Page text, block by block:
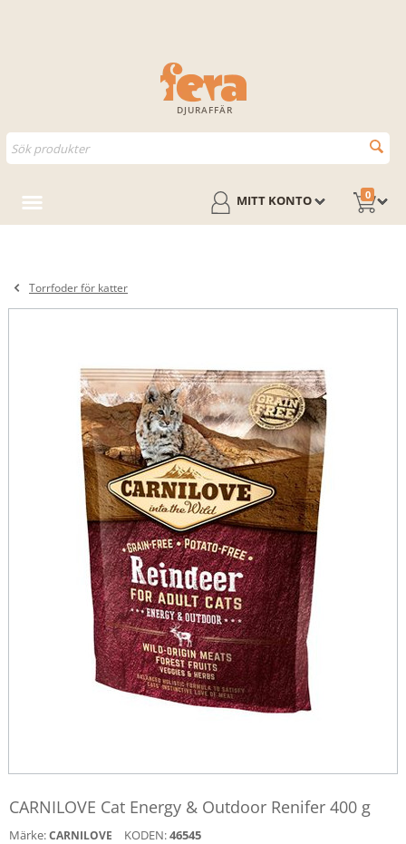
DJURAFFÄR
0
MITT KONTO
Torrfoder för katter
CARNILOVE Cat Energy & Outdoor Renifer 400 g
Märke:CARNILOVE KODEN:46545